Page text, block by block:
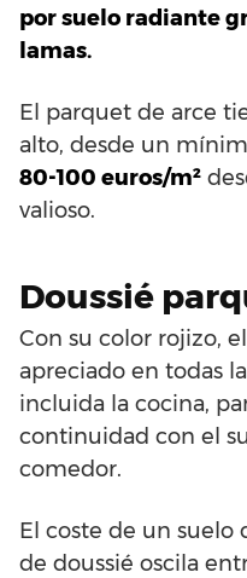
por suelo radiante
lamas.
El parquet de arce
alto, desde un
80-100 euros/m²
valioso.
Doussié
Con su color rojizo,
apreciado en todas
incluida la cocina,
continuidad con el
comedor.
El coste de un suelo
de doussié oscila